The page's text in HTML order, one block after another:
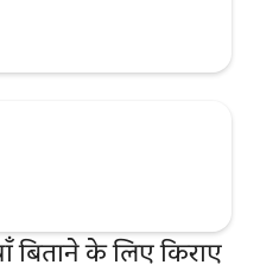
बिताने के लिए किराए